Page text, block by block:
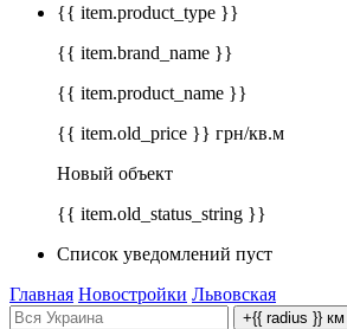
{{ item.product_type }}
{{ item.brand_name }}
{{ item.product_name }}
{{ item.old_price }} грн/кв.м
Новый объект
{{ item.old_status_string }}
Список уведомлений пуст
Главная Новостройки Львовская
+{{ radius }} км